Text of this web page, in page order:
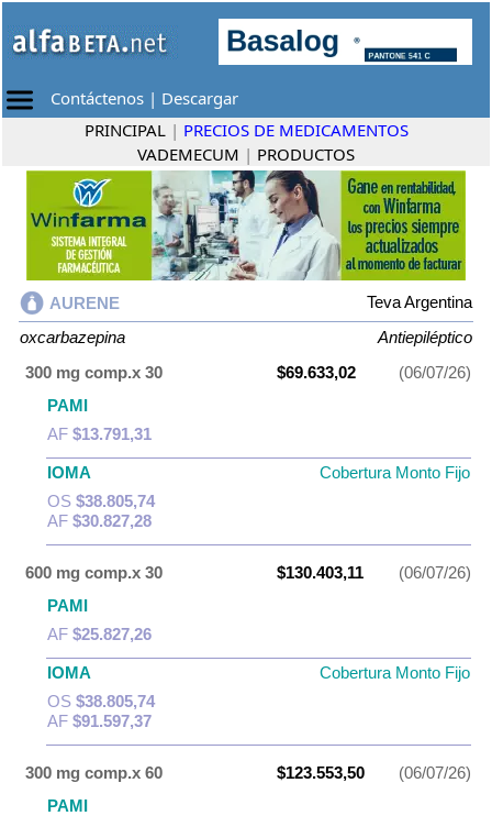
Contáctenos | Descargar
PRINCIPAL | PRECIOS DE MEDICAMENTOS
VADEMECUM | PRODUCTOS
AURENE
Teva Argentina
oxcarbazepina
Antiepiléptico
300 mg comp.x 30
$69.633,02
(06/07/26)
PAMI
AF $13.791,31
IOMA
Cobertura Monto Fijo
OS $38.805,74
AF $30.827,28
600 mg comp.x 30 $130.403,11
(06/07/26)
PAMI
AF $25.827,26
IOMA
Cobertura Monto Fijo
OS $38.805,74
AF $91.597,37
300 mg comp.x 60 $123.553,50
(06/07/26)
PAMI